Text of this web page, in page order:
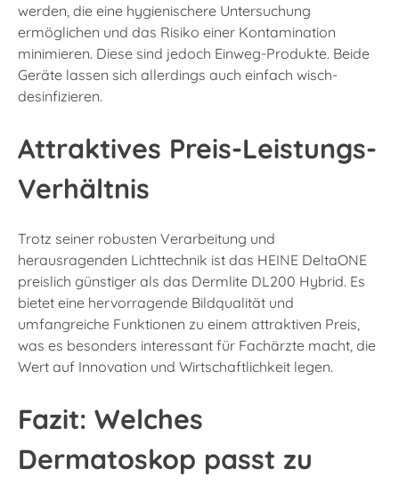
werden, die eine hygienischere Untersuchung
ermöglichen und das Risiko einer Kontamination
minimieren. Diese sind jedoch Einweg-Produkte. Beide
Geräte lassen sich allerdings auch einfach wisch-
desinfizieren.
Attraktives Preis-Leistungs-
Verhältnis
Trotz seiner robusten Verarbeitung und
herausragenden Lichttechnik ist das HEINE DeltaONE
preislich günstiger als das Dermlite DL200 Hybrid. Es
bietet eine hervorragende Bildqualität und
umfangreiche Funktionen zu einem attraktiven Preis,
was es besonders interessant für Fachärzte macht, die
Wert auf Innovation und Wirtschaftlichkeit legen.
Fazit: Welches
Dermatoskop passt zu